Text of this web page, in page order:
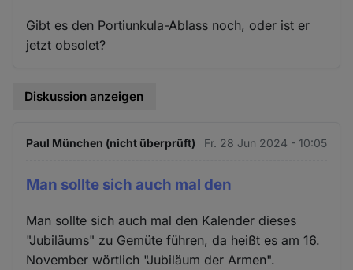
Gibt es den Portiunkula-Ablass noch, oder ist er
jetzt obsolet?
Diskussion anzeigen
Paul München (nicht überprüft) Fr. 28 Jun 2024 - 10:05
Man sollte sich auch mal den
Man sollte sich auch mal den Kalender dieses
"Jubiläums" zu Gemüte führen, da heißt es am 16.
November wörtlich "Jubiläum der Armen".